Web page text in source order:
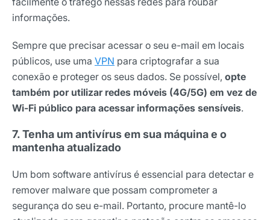
informações.
Sempre que precisar acessar o seu e-mail em locais
públicos, use uma VPN para criptografar a sua
conexão e proteger os seus dados. Se possível, opte
também por utilizar redes móveis (4G/5G) em vez de
Wi-Fi público para acessar informações sensíveis.
7. Tenha um antivírus em sua máquina e o
mantenha atualizado
Um bom software antivírus é essencial para detectar e
remover malware que possam comprometer a
segurança do seu e-mail. Portanto, procure mantê-lo